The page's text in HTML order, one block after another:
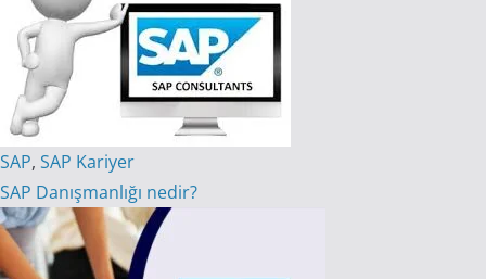
SAP, SAP Kariyer
SAP Danışmanlığı nedir?